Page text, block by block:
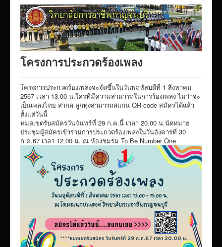
เก
ชั่น
Home
โปรแกรม ศธ02 ออนไลน์
Elearning_kicec
Facebookงานประชาสัมพันธ์
ITA/ข้อมูลสาธารณะ
ID-PLAN
พัสดุ/จัดซื่อจัดจ้าง
Link รวมระบบรายงานข้อมูลต่าง ๆ
ติดต่อวิทยาลัย
แบบประเมินครูผู้สอน
ห้องสมุดอิเล็กทรอนิกส์
ศูนย์ซ่อมสร้างเพื่อชุมชน FixitCenter
รวม Link หน้าเว็บ QRCode
กฎหมายด้านการศึกษา
โครงการประกวดร้องเพลง
โครงการประกวดร้องเพลงจะจัดขึ้นในวันพฤหัสบดีที่ 1 สิงหาคม
2567 เวลา 13.00 น.ใครที่มีความสามารถในการร้องเพลง ไม่ว่าจะ
เป็นเพลงไทย สากล ลูกทุ่งสามารถสแกน QR code สมัครได้แล้ว
ตั้งแต่วันนี้
หมดเขตรับสมัครวันจันทร์ที่ 29 ก.ค.นี้ เวลา 20.00 น.นัดหมาย
ประชุมผู้สมัครเข้าร่วมการประกวดร้องเพลงในวันอังคารที่ 30
ก.ค.67 เวลา 12.00 น. ณ ห้องชมรม To Be Number One